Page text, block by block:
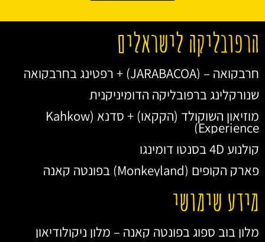
הרפובליקה לישראלים
חרבקואה – (JARABACOA) + רפטינג בחרבקואה
שנורקלינג ברפובליקה הדומיניקנית
מוזיאון השוקולד (הקקאו) + סדנא (Kahkow
Experience)
קולנוע 4D בסנטו דומינגו
פארק הקופים (Monkeyland) בפונטה קאנה
מידע שימושי
מלון בוב ספוג בפונטה קאנה – מלון ניקולודיאון